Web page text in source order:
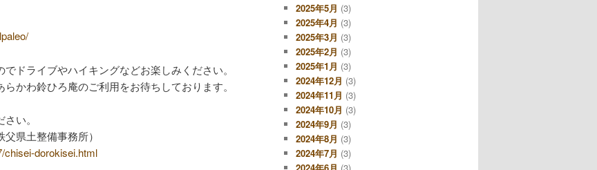
ドライブやハイキングなどお楽しみください。
かわ鈴ひろ庵のご利用をお待ちしております。
い。
県土整備事務所）
chisei-dorokisei.html
2025年5月 (3)
2025年4月 (3)
2025年3月 (3)
2025年2月 (3)
2025年1月 (3)
2024年12月 (3)
2024年11月 (3)
2024年10月 (3)
2024年9月 (3)
2024年8月 (3)
2024年7月 (3)
2024年6月 (3)